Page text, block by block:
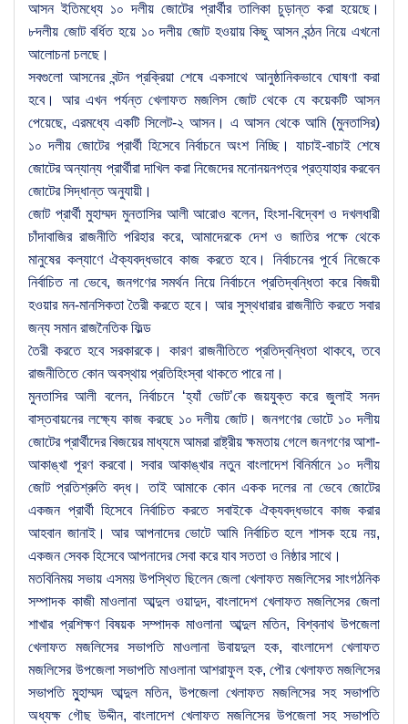
আসন ইতিমধ্যে ১০ দলীয় জোটের প্রার্থীর তালিকা চুড়ান্ত করা হয়েছে।
৮দলীয় জোট বর্ধিত হয়ে ১০ দলীয় জোট হওয়ায় কিছু আসন বন্ঠন নিয়ে এখনো
আলোচনা চলছে।
সবগুলো আসনের বন্টন প্রক্রিয়া শেষে একসাথে আনুষ্ঠানিকভাবে ঘোষণা করা
হবে। আর এখন পর্যন্ত খেলাফত মজলিস জোট থেকে যে কয়েকটি আসন
পেয়েছে, এরমধ্যে একটি সিলেট-২ আসন। এ আসন থেকে আমি (মুনতাসির)
১০ দলীয় জোটের প্রার্থী হিসেবে নির্বাচনে অংশ নিচ্ছি। যাচাই-বাচাই শেষে
জোটের অন্যান্য প্রার্থীরা দাখিল করা নিজেদের মনোনয়নপত্র প্রত্যাহার করবেন
জোটের সিদ্ধান্ত অনুযায়ী।
জোট প্রার্থী মুহাম্মদ মুনতাসির আলী আরোও বলেন, হিংসা-বিদ্বেশ ও দখলধারী
চাঁদাবাজির রাজনীতি পরিহার করে, আমাদেরকে দেশ ও জাতির পক্ষে থেকে
মানুষের কল্যাণে ঐক্যবদ্ধভাবে কাজ করতে হবে। নির্বাচনের পূর্বে নিজেকে
নির্বাচিত না ভেবে, জনগণের সমর্থন নিয়ে নির্বাচনে প্রতিদ্বন্ধিতা করে বিজয়ী
হওয়ার মন-মানসিকতা তৈরী করতে হবে। আর সুস্থধারার রাজনীতি করতে সবার
জন্য সমান রাজনৈতিক ফিল্ড
তৈরী করতে হবে সরকারকে। কারণ রাজনীতিতে প্রতিদ্বন্ধিতা থাকবে, তবে
রাজনীতিতে কোন অবস্থায় প্রতিহিংস্বা থাকতে পারে না।
মুনতাসির আলী বলেন, নির্বাচনে ‘হ্যাঁ ভোট’কে জয়যুক্ত করে জুলাই সনদ
বাস্তবায়নের লক্ষ্যে কাজ করছে ১০ দলীয় জোট। জনগণের ভোটে ১০ দলীয়
জোটের প্রার্থীদের বিজয়ের মাধ্যমে আমরা রাষ্ট্রীয় ক্ষমতায় গেলে জনগণের আশা-
আকাঙ্খা পূরণ করবো। সবার আকাঙ্খার নতুন বাংলাদেশ বিনির্মানে ১০ দলীয়
জোট প্রতিশ্রুতি বদ্ধ। তাই আমাকে কোন একক দলের না ভেবে জোটের
একজন প্রার্থী হিসেবে নির্বাচিত করতে সবাইকে ঐক্যবদ্ধভাবে কাজ করার
আহবান জানাই। আর আপনাদের ভোটে আমি নির্বাচিত হলে শাসক হয়ে নয়,
একজন সেবক হিসেবে আপনাদের সেবা করে যাব সততা ও নিষ্ঠার সাথে।
মতবিনিময় সভায় এসময় উপস্থিত ছিলেন জেলা খেলাফত মজলিসের সাংগঠনিক
সম্পাদক কাজী মাওলানা আব্দুল ওয়াদুদ, বাংলাদেশ খেলাফত মজলিসের জেলা
শাখার প্রশিক্ষণ বিষয়ক সম্পাদক মাওলানা আব্দুল মতিন, বিশ্বনাথ উপজেলা
খেলাফত মজলিসের সভাপতি মাওলানা উবায়দুল হক, বাংলাদেশ খেলাফত
মজলিসের উপজেলা সভাপতি মাওলানা আশরাফুল হক, পৌর খেলাফত মজলিসের
সভাপতি মুুহাম্মদ আব্দুল মতিন, উপজেলা খেলাফত মজলিসের সহ সভাপতি
অধ্যক্ষ গৌছ উদ্দীন, বাংলাদেশ খেলাফত মজলিসের উপজেলা সহ সভাপতি